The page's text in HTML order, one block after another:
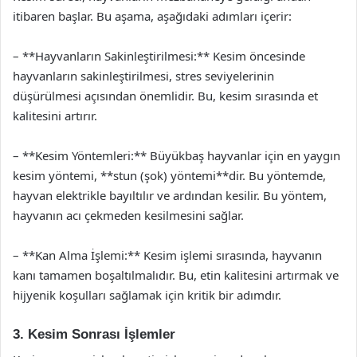
itibaren başlar. Bu aşama, aşağıdaki adımları içerir:
– **Hayvanların Sakinleştirilmesi:** Kesim öncesinde
hayvanların sakinleştirilmesi, stres seviyelerinin
düşürülmesi açısından önemlidir. Bu, kesim sırasında et
kalitesini artırır.
– **Kesim Yöntemleri:** Büyükbaş hayvanlar için en yaygın
kesim yöntemi, **stun (şok) yöntemi**dir. Bu yöntemde,
hayvan elektrikle bayıltılır ve ardından kesilir. Bu yöntem,
hayvanın acı çekmeden kesilmesini sağlar.
– **Kan Alma İşlemi:** Kesim işlemi sırasında, hayvanın
kanı tamamen boşaltılmalıdır. Bu, etin kalitesini artırmak ve
hijyenik koşulları sağlamak için kritik bir adımdır.
3. Kesim Sonrası İşlemler